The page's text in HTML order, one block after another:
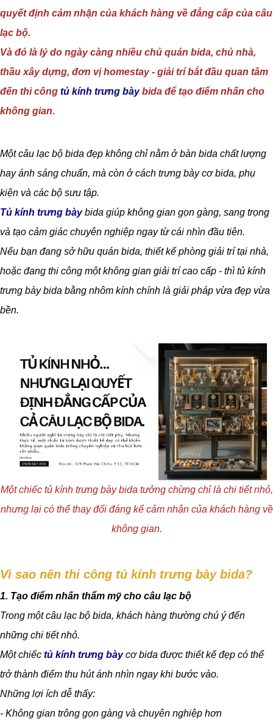
quyết định cảm nhận của khách hàng về đẳng cấp của câu
lạc bộ.
Và đó là lý do ngày càng nhiều chủ quán bida, chủ nhà,
thầu xây dựng, đơn vị homestay - giải trí bắt đầu quan tâm
đến thi công tủ kính trưng bàybida để tạo điểm nhấn cho
không gian.
Một câu lạc bộ bida đẹp không chỉ nằm ở bàn bida chất lượng
hay ánh sáng chuẩn, mà còn ở cách trưng bày cơ bida, phụ
kiện và các bộ sưu tập.
Tủ kính trưng bày bida giúp không gian gọn gàng, sang trọng
và tạo cảm giác chuyên nghiệp ngay từ cái nhìn đầu tiên.
Nếu bạn đang sở hữu quán bida, thiết kế phòng giải trí tại nhà,
hoặc đang thi công một không gian giải trí cao cấp - thì tủ kính
trưng bày bida bằng nhôm kính chính là giải pháp vừa đẹp vừa
bền.
Một chiếc tủ kính trưng bày bida tưởng chừng chỉ là chi tiết nhỏ,
nhưng lại có thể thay đổi đáng kể cảm nhận của khách hàng về
không gian.
Vì sao nên thi công tủ kính trưng bày bida?
1. Tạo điểm nhấn thẩm mỹ cho câu lạc bộ
Trong một câu lạc bộ bida, khách hàng thường chú ý đến
những chi tiết nhỏ.
Một chiếc tủ kính trưng bàycơ bida được thiết kế đẹp có thể
trở thành điểm thu hút ánh nhìn ngay khi bước vào.
Những lợi ích dễ thấy:
- Không gian trông gọn gàng và chuyên nghiệp hơn